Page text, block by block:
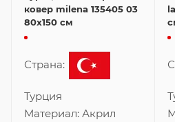
ковер milena 135405 03
80x150 см
Страна:
Турция
Материал: Акрил